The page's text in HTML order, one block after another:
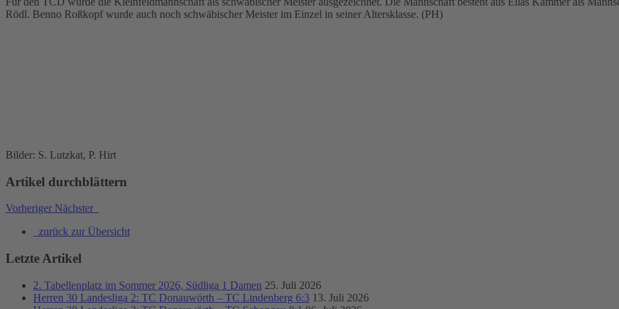
Rödl. Benno Roßkopf wurde auch noch schwäbischer Meister im Einzel in seiner Altersklasse. (PH)
Bilder: S. Lutzkat, P. Hirt
Artikel durchblättern
Vorheriger Nächster
zurück zur Übersicht
Letzte Artikel
2. Tabellenplatz im Sommer 2026, Südliga 1 Damen 25. Juli 2026
Herren 30 Landesliga 2: TC Donauwörth – TC Lindenberg 6:3 13. Juli 2026